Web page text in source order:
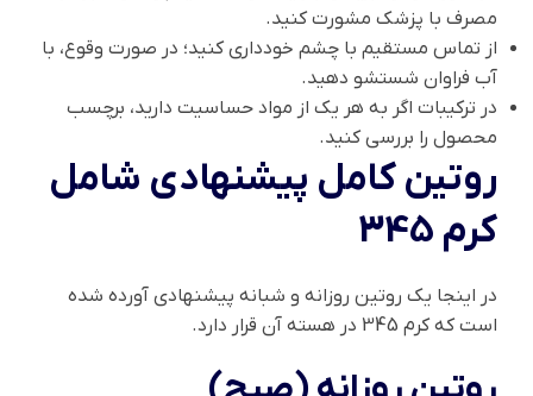
مصرف با پزشک مشورت کنید.
از تماس مستقیم با چشم خودداری کنید؛ در صورت وقوع، با
آب فراوان شستشو دهید.
در ترکیبات اگر به هر یک از مواد حساسیت دارید، برچسب
محصول را بررسی کنید.
روتین کامل پیشنهادی شامل
کرم 345
در اینجا یک روتین روزانه و شبانه پیشنهادی آورده شده
است که کرم 345 در هسته آن قرار دارد.